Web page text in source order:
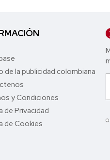
de la publicidad colombiana
y Condiciones
de Privacidad
de Cookies